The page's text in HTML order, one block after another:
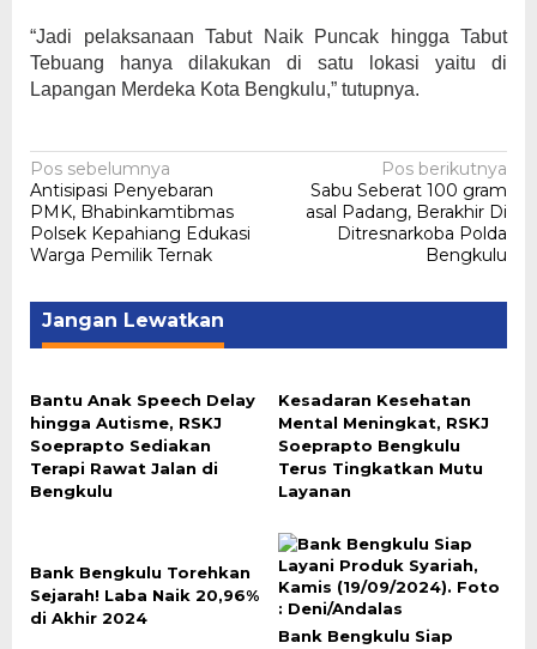
“Jadi pelaksanaan Tabut Naik Puncak hingga Tabut
Tebuang hanya dilakukan di satu lokasi yaitu di
Lapangan Merdeka Kota Bengkulu,” tutupnya.
Navigasi
pos
Pos sebelumnya
Antisipasi Penyebaran
PMK, Bhabinkamtibmas
Polsek Kepahiang Edukasi
Warga Pemilik Ternak
Pos berikutnya
Sabu Seberat 100 gram
asal Padang, Berakhir Di
Ditresnarkoba Polda
Bengkulu
Jangan Lewatkan
Bantu Anak Speech Delay
hingga Autisme, RSKJ
Soeprapto Sediakan
Terapi Rawat Jalan di
Bengkulu
Kesadaran Kesehatan
Mental Meningkat, RSKJ
Soeprapto Bengkulu
Terus Tingkatkan Mutu
Layanan
Bank Bengkulu Torehkan
Sejarah! Laba Naik 20,96%
di Akhir 2024
Bank Bengkulu Siap